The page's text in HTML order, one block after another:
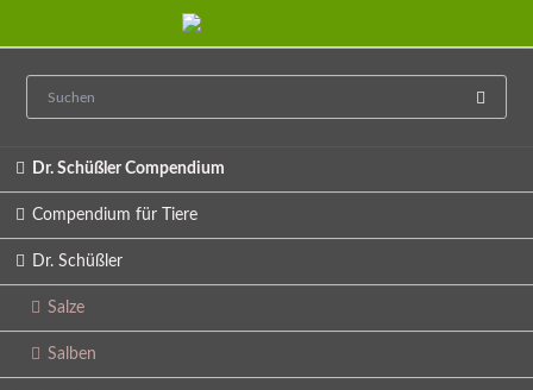
Dr. Schüßler Compendium
Compendium für Tiere
Dr. Schüßler
Salze
Salben